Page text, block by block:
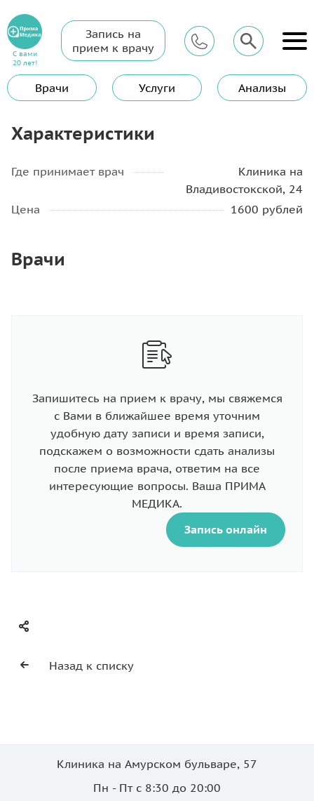
С вами
20 лет!
Запись на
прием к врачу
Врачи Услуги Анализы
Главная Удаление ВМС за нити
Удаление ВМС за нити
Характеристики
Где принимает врач
Клиника на
Владивостокской, 24
Цена
1600 рублей
Врачи
Запишитесь на прием к врачу, мы свяжемся
с Вами в ближайшее время уточним
удобную дату записи и время записи,
подскажем о возможности сдать анализы
после приема врача, ответим на все
интересующие вопросы. Ваша ПРИМА
МЕДИКА.
Запись онлайн
Назад к списку
Клиника на Амурском бульваре, 57
Пн - Пт с 8:30 до 20:00